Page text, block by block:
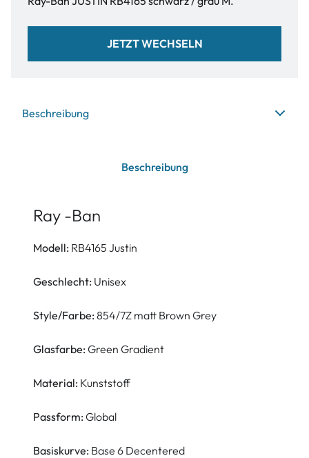
JETZT WECHSELN
Beschreibung
Beschreibung
Ray -Ban
Modell: RB4165 Justin
Geschlecht: Unisex
Style/Farbe: 854/7Z matt Brown Grey
Glasfarbe: Green Gradient
Material: Kunststoff
Passform: Global
Basiskurve: Base 6 Decentered